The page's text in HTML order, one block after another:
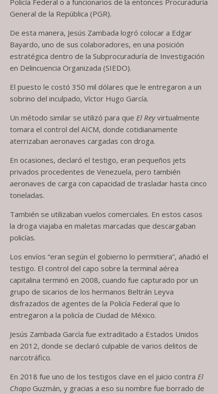
Policía Federal o a funcionarios de la entonces Procuraduría
General de la República (PGR).
De esta manera, Jesús Zambada logró colocar a Edgar
Bayardo, uno de sus colaboradores, en una posición
estratégica dentro de la Subprocuraduría de Investigación
en Delincuencia Organizada (SIEDO).
El puesto le costó 350 mil dólares que le entregaron a un
sobrino del inculpado, Víctor Hugo García.
Un método similar se utilizó para que El Reyvirtualmente
tomara el control del AICM, donde cotidianamente
aterrizaban aeronaves cargadas con droga.
En ocasiones, declaró el testigo, eran pequeños jets
privados procedentes de Venezuela, pero también
aeronaves de carga con capacidad de trasladar hasta cinco
toneladas.
También se utilizaban vuelos comerciales. En estos casos
la droga viajaba en maletas marcadas que descargaban
policías.
Los envíos “eran según el gobierno lo permitiera”, añadió el
testigo. El control del capo sobre la terminal aérea
capitalina terminó en 2008, cuando fue capturado por un
grupo de sicarios de los hermanos Beltrán Leyva
disfrazados de agentes de la Policía Federal que lo
entregaron a la policía de Ciudad de México.
Jesús Zambada García fue extraditado a Estados Unidos
en 2012, donde se declaró culpable de varios delitos de
narcotráfico.
En 2018 fue uno de los testigos clave en el juicio contra El
Chapo Guzmán, y gracias a eso su nombre fue borrado de